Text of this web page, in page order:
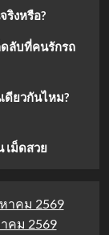
ริงหรือ?
ลับที่คนรักรถ
ดียวกันไหม?
เม็ดสวย
าคม 2569
คม 2569